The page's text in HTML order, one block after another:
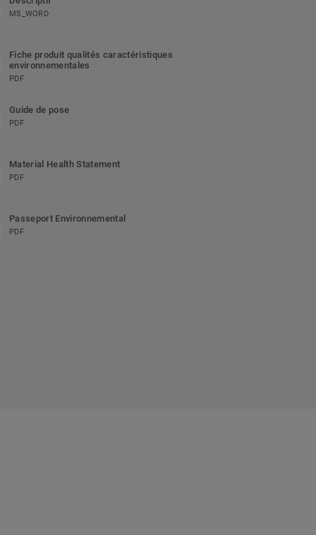
MS_WORD
Fiche produit qualités caractéristiques
environnementales
PDF
Guide de pose
PDF
Material Health Statement
PDF
Passeport Environnemental
PDF